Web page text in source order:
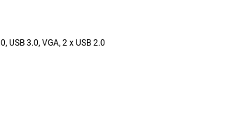
USB 3.0, VGA, 2 x USB 2.0